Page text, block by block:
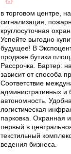
в торговом центре,
сигнализация,
круглосуточная
Успейте выгодно
будущее! В
продаже бутики
Рассрочка. Бартер:
зависит от способа
Соответствие
административных
автономность.
логистическая
парковка. Охранная
первый в
текстильный
ведения бизнеса.